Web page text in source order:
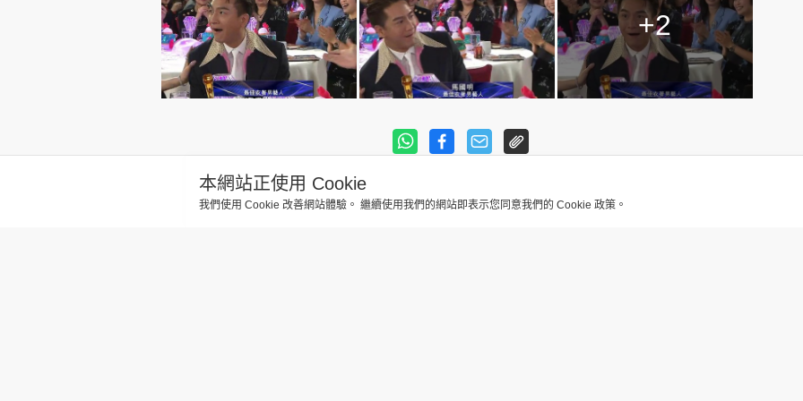
+2
本網站正使用 Cookie
我們使用 Cookie 改善網站體驗。 繼續使用我們的網站即表示您同意我們的 Cookie 政策。